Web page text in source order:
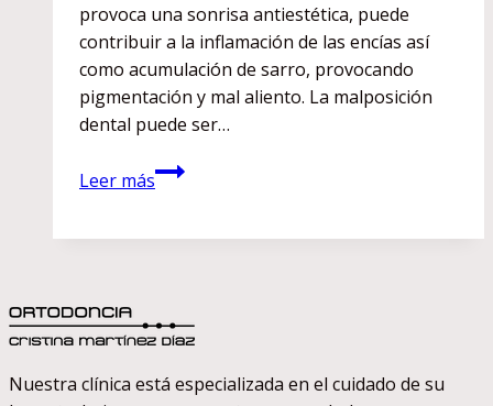
provoca una sonrisa antiestética, puede
contribuir a la inflamación de las encías así
como acumulación de sarro, provocando
pigmentación y mal aliento. La malposición
dental puede ser…
Leer másUso
de
Nuestra clínica está especializada en el cuidado de su